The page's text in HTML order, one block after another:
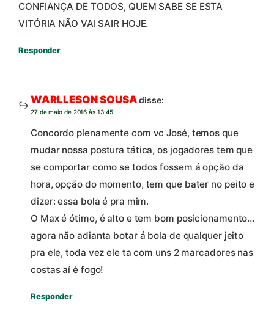
CONFIANÇA DE TODOS, QUEM SABE SE ESTA
VITÓRIA NÃO VAI SAIR HOJE.
Responder
WARLLESON SOUSA disse:
27 de maio de 2016 às 13:45
Concordo plenamente com vc José, temos que
mudar nossa postura tática, os jogadores tem que
se comportar como se todos fossem á opção da
hora, opção do momento, tem que bater no peito e
dizer: essa bola é pra mim.
O Max é ótimo, é alto e tem bom posicionamento…
agora não adianta botar á bola de qualquer jeito
pra ele, toda vez ele ta com uns 2 marcadores nas
costas aí é fogo!
Responder